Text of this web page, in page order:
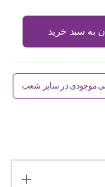
به سبد خرید
موجودی در سایر شعب